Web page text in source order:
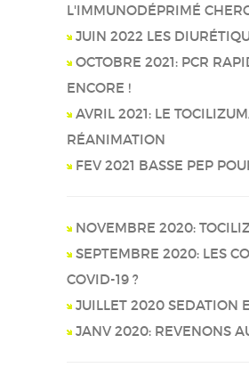
L'IMMUNODÉPRIMÉ
JUIN 2022 LES
OCTOBRE 2021: PCR
ENCORE !
AVRIL 2021: LE
RÉANIMATION
FEV 2021 BASSE PEP
NOVEMBRE 2020:
SEPTEMBRE 2020: LES
COVID-19 ?
JUILLET 2020 SEDATION
JANV 2020: REVENONS